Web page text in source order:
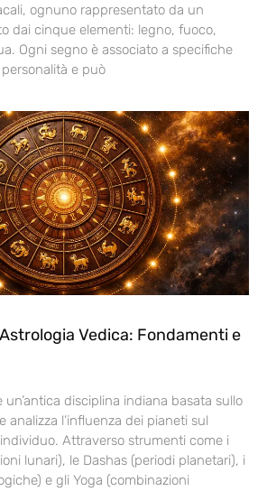
ognuno rappresentato da un
dai cinque elementi: legno, fuoco,
Ogni segno è associato a specifiche
e può
Vedica: Fondamenti e
un’antica disciplina indiana basata sullo
analizza l’influenza dei pianeti sul
Attraverso strumenti come i
lunari), le Dashas (periodi planetari), i
e gli Yoga (combinazioni